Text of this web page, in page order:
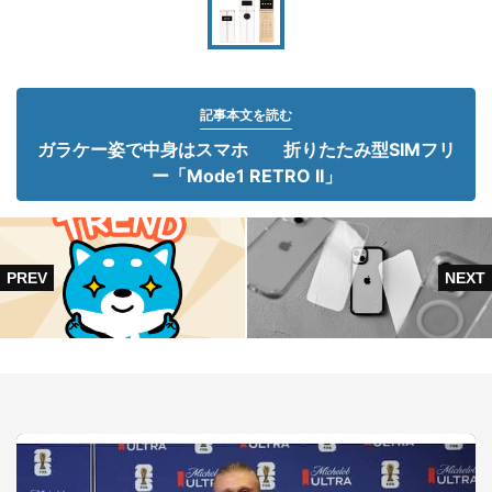
記事本文を読む
ガラケー姿で中身はスマホ 折りたたみ型SIMフリ
ー「Mode1 RETRO II」